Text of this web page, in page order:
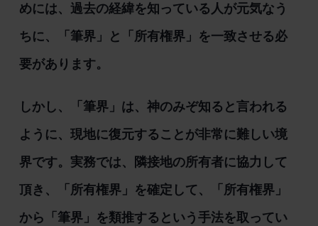
めには、過去の経緯を知っている人が元気なう
ちに、「筆界」と「所有権界」を一致させる必
要があります。
しかし、「筆界」は、神のみぞ知ると言われる
ように、現地に復元することが非常に難しい境
界です。実務では、隣接地の所有者に協力して
頂き、「所有権界」を確定して、「所有権界」
から「筆界」を類推するという手法を取ってい